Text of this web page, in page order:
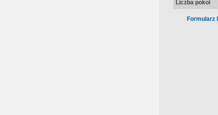
Liczba pokoi
Formularz